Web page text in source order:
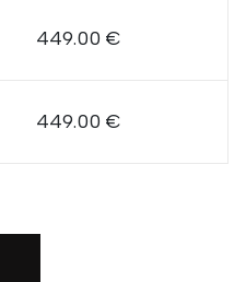
449.00 €
449.00 €